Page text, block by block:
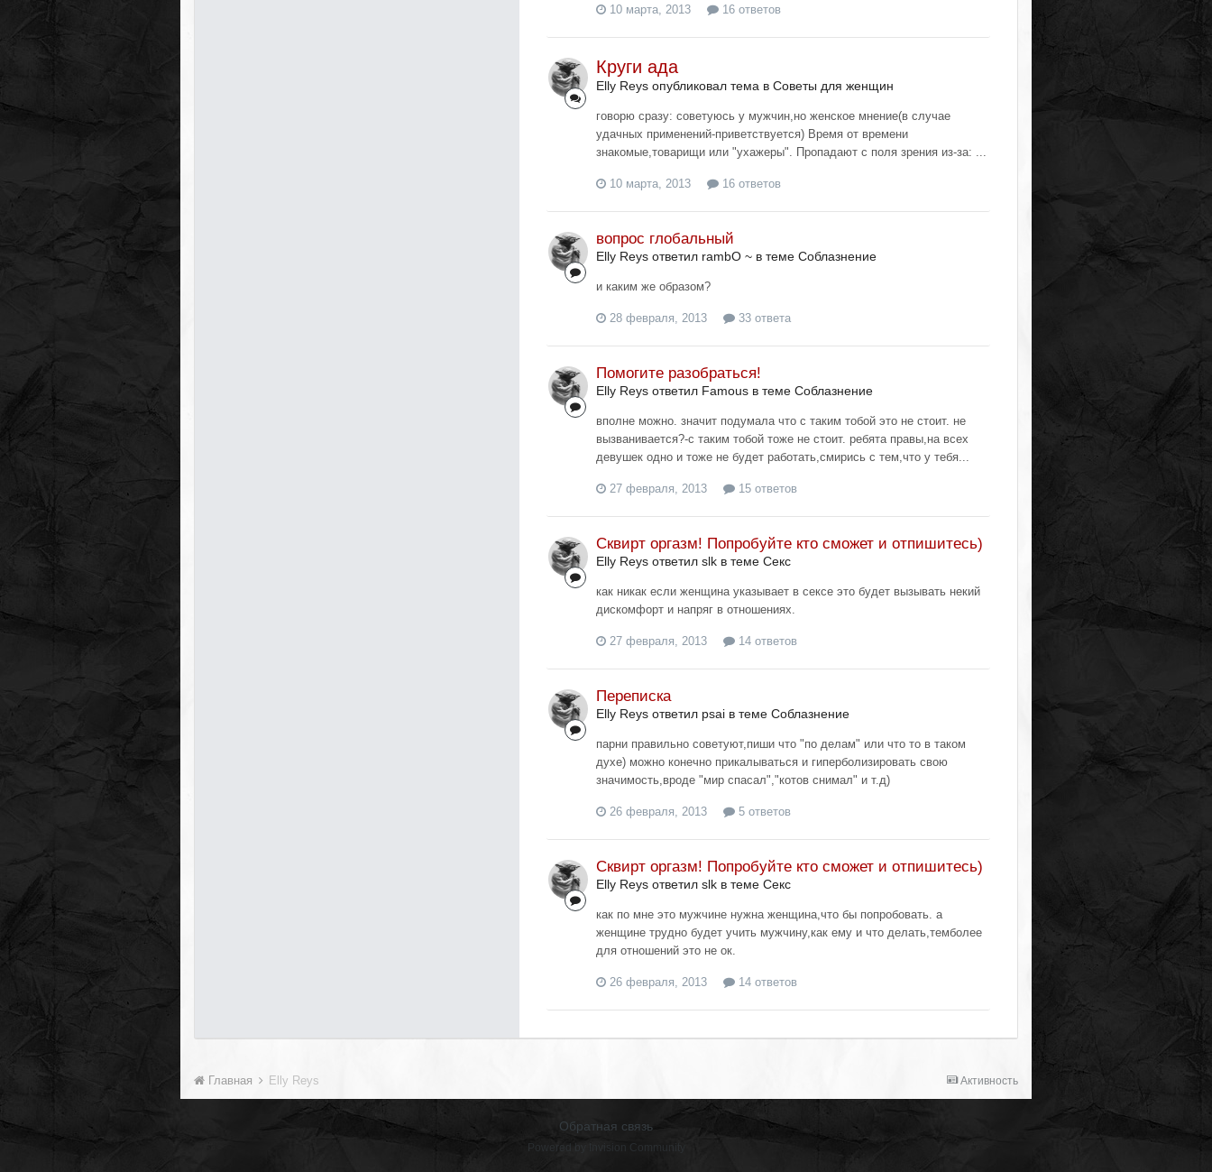
10 марта, 2013 16 ответов
Круги ада
Elly Reys опубликовал тема в Советы для женщин
говорю сразу: советуюсь у мужчин,но женское мнение(в случае
удачных применений-приветствуется) Время от времени
знакомые,товарищи или "ухажеры". Пропадают с поля зрения из-за: ...
10 марта, 2013 16 ответов
вопрос глобальный
Elly Reys ответил rambO ~ в теме Соблазнение
и каким же образом?
28 февраля, 2013 33 ответа
Помогите разобраться!
Elly Reys ответил Famous в теме Соблазнение
вполне можно. значит подумала что с таким тобой это не стоит. не
вызванивается?-с таким тобой тоже не стоит. ребята правы,на всех
девушек одно и тоже не будет работать,смирись с тем,что у тебя...
27 февраля, 2013 15 ответов
Сквирт оргазм! Попробуйте кто сможет и отпишитесь)
Elly Reys ответил slk в теме Секс
как никак если женщина указывает в сексе это будет вызывать некий
дискомфорт и напряг в отношениях.
27 февраля, 2013 14 ответов
Переписка
Elly Reys ответил psai в теме Соблазнение
парни правильно советуют,пиши что "по делам" или что то в таком
духе) можно конечно прикалываться и гиперболизировать свою
значимость,вроде "мир спасал","котов снимал" и т.д)
26 февраля, 2013 5 ответов
Сквирт оргазм! Попробуйте кто сможет и отпишитесь)
Elly Reys ответил slk в теме Секс
как по мне это мужчине нужна женщина,что бы попробовать. а
женщине трудно будет учить мужчину,как ему и что делать,темболее
для отношений это не ок.
26 февраля, 2013 14 ответов
Активность
Главная Elly Reys
Обратная связь
Powered by Invision Community